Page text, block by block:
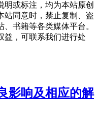
或标注，均为本站原创
站同意时，禁止复制、盗
书籍等各类媒体平台。
益，可联系我们进行处
影响及相应的解